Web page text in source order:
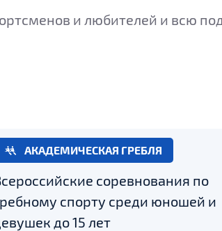
и любителей и всю
АКАДЕМИЧЕСКАЯ ГРЕБЛЯ
соревнования по
спорту среди юношей и
до 15 лет